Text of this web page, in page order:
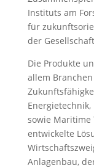
Instituts am
für
der
Die Produkte
allem
sowie Maritime
entwickelte
Anlagenbau,